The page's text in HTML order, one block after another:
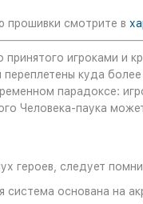
смотрите в
игроками и
куда
парадоксе:
Человека-паука
героев, следует
система основана на